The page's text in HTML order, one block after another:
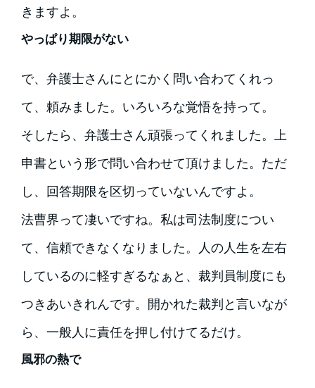
きますよ。
やっぱり期限がない
で、弁護士さんにとにかく問い合わてくれっ
て、頼みました。いろいろな覚悟を持って。
そしたら、弁護士さん頑張ってくれました。上
申書という形で問い合わせて頂けました。ただ
し、回答期限を区切っていないんですよ。
法曹界って凄いですね。私は司法制度につい
て、信頼できなくなりました。人の人生を左右
しているのに軽すぎるなぁと、裁判員制度にも
つきあいきれんです。開かれた裁判と言いなが
ら、一般人に責任を押し付けてるだけ。
風邪の熱で